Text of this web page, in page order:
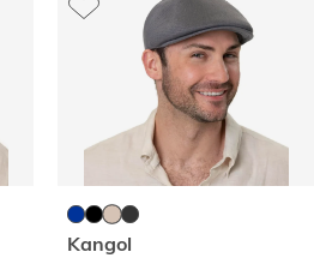
Kangol